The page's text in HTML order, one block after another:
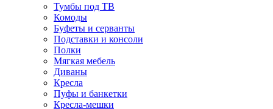
Тумбы под ТВ
Комоды
Буфеты и серванты
Подставки и консоли
Полки
Мягкая мебель
Диваны
Кресла
Пуфы и банкетки
Кресла-мешки